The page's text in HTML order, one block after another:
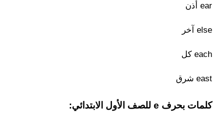
ear أذن
else آخر
each كل
east شرق
كلمات بحرف e للصف الأول الابتدائي: